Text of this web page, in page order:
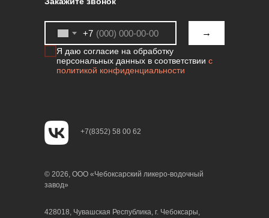
© 2026, ООО «Чебоксарский ликеро-водочный
завод»
+7
Я даю согласие на обработку
персональных данных в соответствии с
политикой конфиденциальности
→
428018, Чувашская Республика, г. Чебоксары,
+7(8352) 58 00 62